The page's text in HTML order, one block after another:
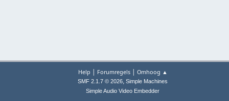
Help | Forumregels| Omhoog ▲
SMF 2.1.7 © 2026, Simple Machines
Simple Audio Video Embedder